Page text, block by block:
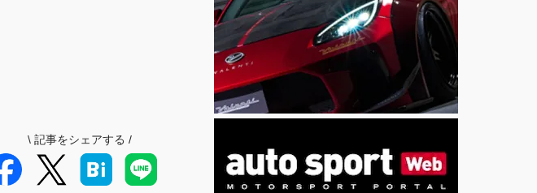
\ 記事をシェアする /